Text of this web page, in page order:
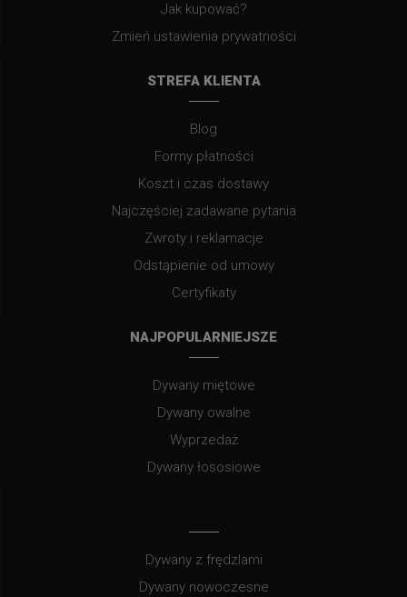
Jak kupować?
Zmień ustawienia prywatności
STREFA KLIENTA
Blog
Formy płatności
Koszt i czas dostawy
Najczęściej zadawane pytania
Zwroty i reklamacje
Odstąpienie od umowy
Certyfikaty
NAJPOPULARNIEJSZE
Dywany miętowe
Dywany owalne
Wyprzedaż
Dywany łososiowe
Dywany z frędzlami
Dywany nowoczesne